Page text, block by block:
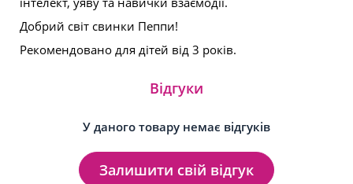
Добрий світ свинки Пеппи!
Рекомендовано для дітей від 3 років.
Відгуки
У даного товару немає відгуків
Залишити свій відгук